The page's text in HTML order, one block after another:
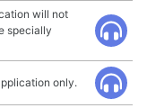
will not
specially
only.